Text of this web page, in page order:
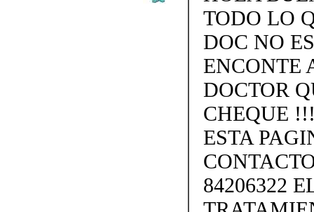
TODO LO
DOC NO
ENCONTE
DOCTOR
CHEQUE
ESTA
84206322